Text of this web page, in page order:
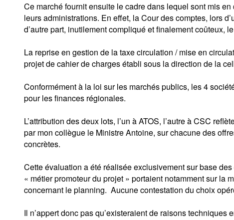
Ce marché fournit ensuite le cadre dans lequel sont mis
leurs administrations. En effet, la Cour des comptes, lors
d’autre part, inutilement compliqué et finalement coûteux,
La reprise en gestion de la taxe circulation / mise en
projet de cahier de charges établi sous la direction de la
Conformément à la loi sur les marchés publics, les 4
pour les finances régionales.
L’attribution des deux lots, l’un à ATOS, l’autre à CSC
par mon collègue le Ministre Antoine, sur chacune des
concrètes.
Cette évaluation a été réalisée exclusivement sur base
« métier promoteur du projet » portaient notamment sur la
concernant le planning. Aucune contestation du choix
Il n’appert donc pas qu’existeraient de raisons